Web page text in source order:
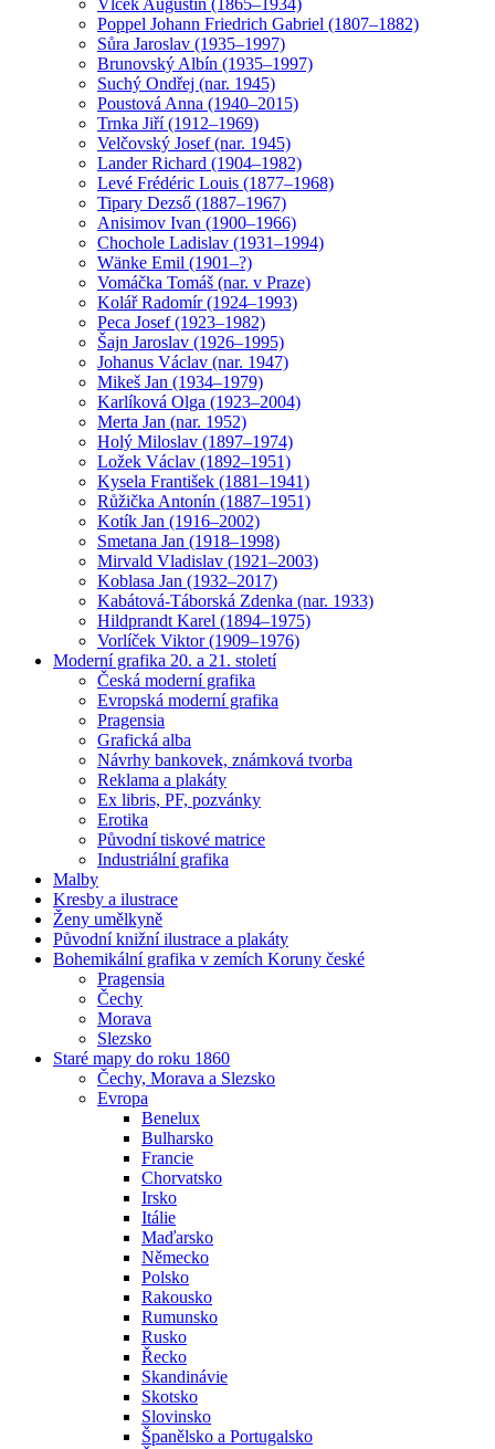
Vlček Augustin (1865–1934)
Poppel Johann Friedrich Gabriel (1807–1882)
Sůra Jaroslav (1935–1997)
Brunovský Albín (1935–1997)
Suchý Ondřej (nar. 1945)
Poustová Anna (1940–2015)
Trnka Jiří (1912–1969)
Velčovský Josef (nar. 1945)
Lander Richard (1904–1982)
Levé Frédéric Louis (1877–1968)
Tipary Dezső (1887–1967)
Anisimov Ivan (1900–1966)
Chochole Ladislav (1931–1994)
Wänke Emil (1901–?)
Vomáčka Tomáš (nar. v Praze)
Kolář Radomír (1924–1993)
Peca Josef (1923–1982)
Šajn Jaroslav (1926–1995)
Johanus Václav (nar. 1947)
Mikeš Jan (1934–1979)
Karlíková Olga (1923–2004)
Merta Jan (nar. 1952)
Holý Miloslav (1897–1974)
Ložek Václav (1892–1951)
Kysela František (1881–1941)
Růžička Antonín (1887–1951)
Kotík Jan (1916–2002)
Smetana Jan (1918–1998)
Mirvald Vladislav (1921–2003)
Koblasa Jan (1932–2017)
Kabátová-Táborská Zdenka (nar. 1933)
Hildprandt Karel (1894–1975)
Vorlíček Viktor (1909–1976)
Moderní grafika 20. a 21. století
Česká moderní grafika
Evropská moderní grafika
Pragensia
Grafická alba
Návrhy bankovek, známková tvorba
Reklama a plakáty
Ex libris, PF, pozvánky
Erotika
Původní tiskové matrice
Industriální grafika
Malby
Kresby a ilustrace
Ženy umělkyně
Původní knižní ilustrace a plakáty
Bohemikální grafika v zemích Koruny české
Pragensia
Čechy
Morava
Slezsko
Staré mapy do roku 1860
Čechy, Morava a Slezsko
Evropa
Benelux
Bulharsko
Francie
Chorvatsko
Irsko
Itálie
Maďarsko
Německo
Polsko
Rakousko
Rumunsko
Rusko
Řecko
Skandinávie
Skotsko
Slovinsko
Španělsko a Portugalsko